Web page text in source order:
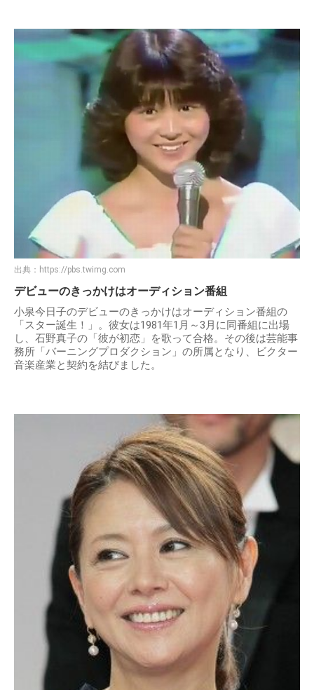
出典： https://pbs.twimg.com
デビューのきっかけはオーディション番組
小泉今日子のデビューのきっかけはオーディション番組の
「スター誕生！」。彼女は1981年1月～3月に同番組に出場
し、石野真子の「彼が初恋」を歌って合格。その後は芸能事
務所「バーニングプロダクション」の所属となり、ビクター
音楽産業と契約を結びました。